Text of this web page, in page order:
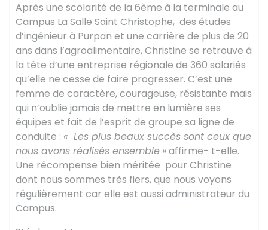
Après une scolarité de la 6ème à la terminale au
Campus La Salle Saint Christophe, des études
d’ingénieur à Purpan et une carrière de plus de 20
ans dans l’agroalimentaire, Christine se retrouve à
la tête d’une entreprise régionale de 360 salariés
qu’elle ne cesse de faire progresser. C’est une
femme de caractère, courageuse, résistante mais
qui n’oublie jamais de mettre en lumière ses
équipes et fait de l’esprit de groupe sa ligne de
conduite : « Les plus beaux succès sont ceux que
nous avons réalisés ensemble » affirme- t-elle.
Une récompense bien méritée pour Christine
dont nous sommes très fiers, que nous voyons
régulièrement car elle est aussi administrateur du
Campus.